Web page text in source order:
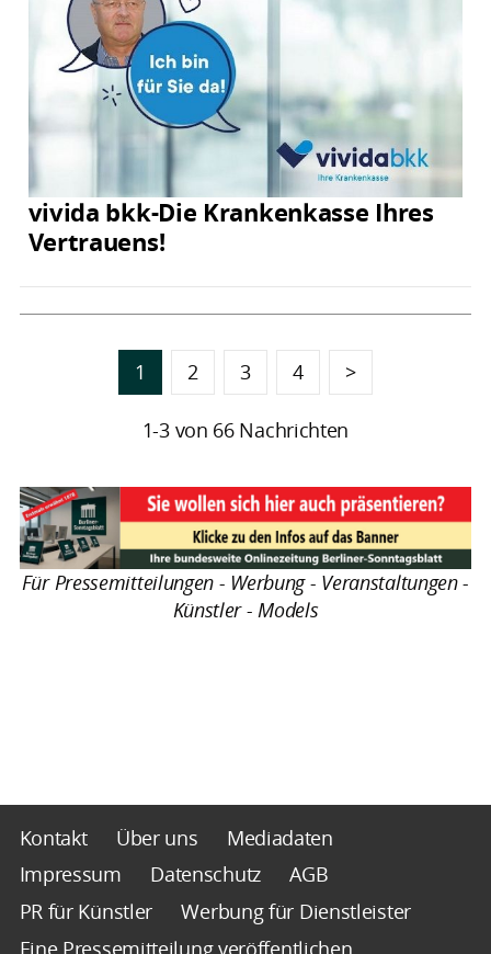
vivida bkk-Die Krankenkasse Ihres
Vertrauens!
1 2 3 4 >
1-3 von 66 Nachrichten
Für Pressemitteilungen - Werbung - Veranstaltungen -
Künstler - Models
Kontakt Über uns
Mediadaten
Impressum
Datenschutz
AGB
PR für Künstler
Werbung für Dienstleister
Eine Pressemitteilung veröffentlichen